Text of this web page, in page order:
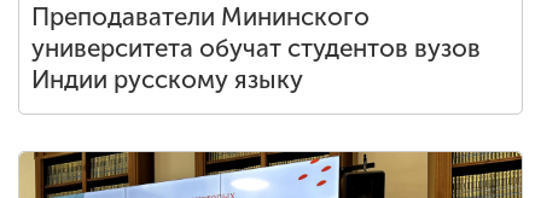
Преподаватели Мининского
университета обучат студентов вузов
Индии русскому языку